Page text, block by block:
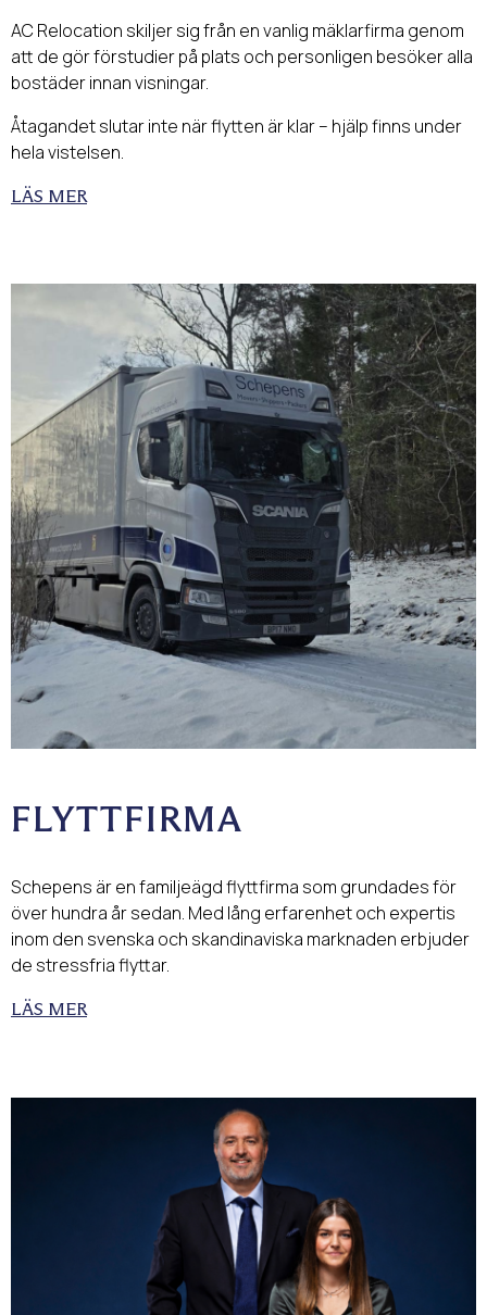
AC Relocation skiljer sig från en vanlig mäklarfirma genom
att de gör förstudier på plats och personligen besöker alla
bostäder innan visningar.
Åtagandet slutar inte när flytten är klar – hjälp finns under
hela vistelsen.
LÄS MER
FLYTTFIRMA
Schepens är en familjeägd flyttfirma som grundades för
över hundra år sedan. Med lång erfarenhet och expertis
inom den svenska och skandinaviska marknaden erbjuder
de stressfria flyttar.
LÄS MER